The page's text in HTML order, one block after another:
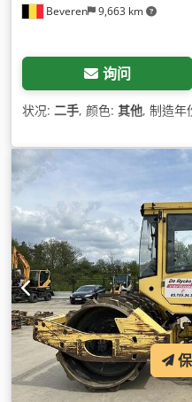
Beveren 9,663 km
询问
状况: 二手, 颜色: 其他, 制造年